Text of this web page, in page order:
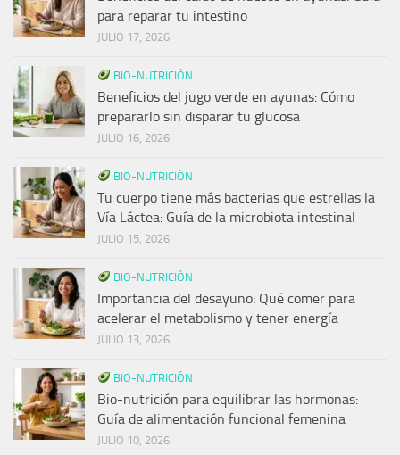
para reparar tu intestino
JULIO 17, 2026
BIO-NUTRICIÓN
Beneficios del jugo verde en ayunas: Cómo
prepararlo sin disparar tu glucosa
JULIO 16, 2026
BIO-NUTRICIÓN
Tu cuerpo tiene más bacterias que estrellas la
Vía Láctea: Guía de la microbiota intestinal
JULIO 15, 2026
BIO-NUTRICIÓN
Importancia del desayuno: Qué comer para
acelerar el metabolismo y tener energía
JULIO 13, 2026
BIO-NUTRICIÓN
Bio-nutrición para equilibrar las hormonas:
Guía de alimentación funcional femenina
JULIO 10, 2026